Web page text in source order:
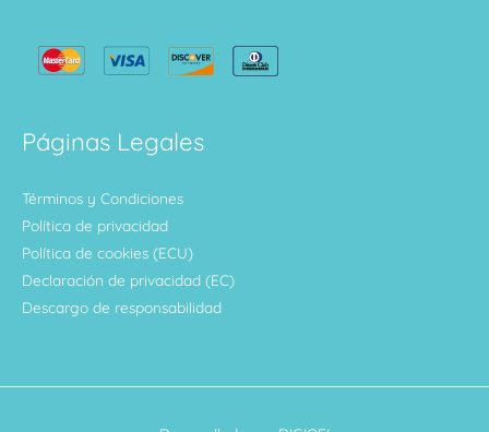
Páginas Legales
Términos y Condiciones
Política de privacidad
Política de cookies (ECU)
Declaración de privacidad (EC)
Descargo de responsabilidad